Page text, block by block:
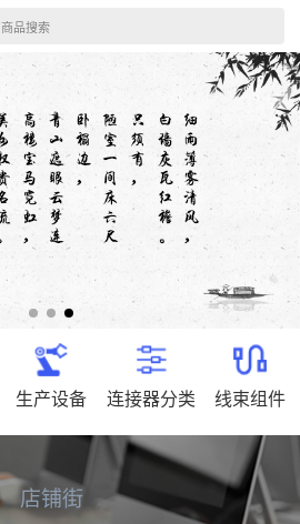
商品搜索
生产设备 连接器分类 线束组件
店铺街